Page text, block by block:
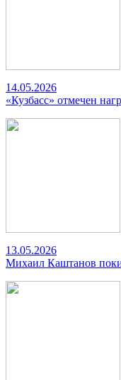
14.05.2026
«Кузбасс» отмечен
13.05.2026
Михаил Каштанов